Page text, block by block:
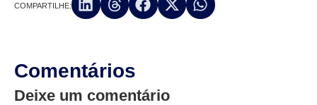
COMPARTILHE:
Comentários
Deixe um comentário